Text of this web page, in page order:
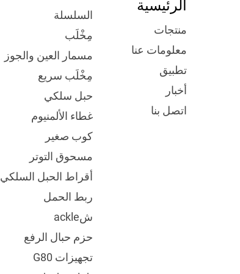
الرئيسية
منتجات
معلومات عنا
تطبيق
أخبار
اتصل بنا
السلسلة
مِخْلَب
مسمار العين والجوز
مِخْلَب سريع
حبل سلكي
غطاء الألمنيوم
كوب صغير
مسحوق التوتر
أقراط الحبل السلكي
ربط الحمل
شackle
حزم حبال الرفع
تجهيزات G80